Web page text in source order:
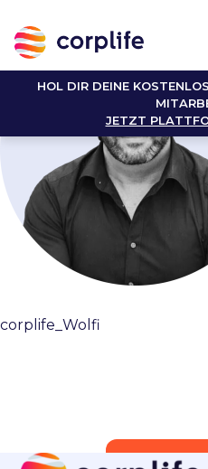
HOL DIR DEINE
JETZT
corplife_Wolfi
Jetzt